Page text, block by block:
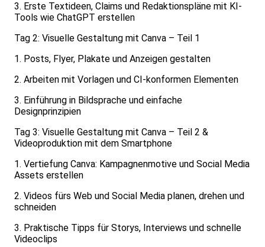
3. Erste Textideen, Claims und Redaktionspläne mit KI-
Tools wie ChatGPT erstellen
Tag 2: Visuelle Gestaltung mit Canva – Teil 1
1. Posts, Flyer, Plakate und Anzeigen gestalten
2. Arbeiten mit Vorlagen und CI-konformen Elementen
3. Einführung in Bildsprache und einfache
Designprinzipien
Tag 3: Visuelle Gestaltung mit Canva – Teil 2 &
Videoproduktion mit dem Smartphone
1. Vertiefung Canva: Kampagnenmotive und Social Media
Assets erstellen
2. Videos fürs Web und Social Media planen, drehen und
schneiden
3. Praktische Tipps für Storys, Interviews und schnelle
Videoclips